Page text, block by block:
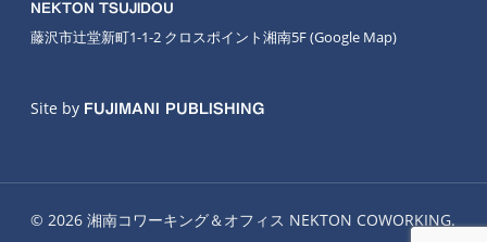
NEKTON TSUJIDOU
藤沢市辻堂新町1-1-2 クロスポイント湘南5F(Google Map)
Site by FUJIMANI PUBLISHING
© 2026 湘南コワーキング＆オフィス NEKTON COWORKING.